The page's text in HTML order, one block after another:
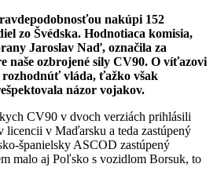
nakúpi 152
zo Švédska. Hodnotiaca komisia,
Jaroslav Naď, označila za
naše ozbrojené sily CV90. O víťazovi
rozhodnúť vláda, ťažko však
názor vojakov.
CV90 v dvoch verziách prihlásili
v Maďarsku a teda zastúpený
španielsky ASCOD zastúpený
malo aj Poľsko s vozidlom Borsuk, to